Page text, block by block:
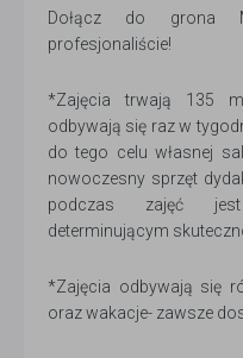
Dołącz do grona
profesjonaliście!
*Zajęcia trwają 135
odbywają się raz w
do tego celu własnej
nowoczesny sprzęt
podczas zajęć jest
determinującym
*Zajęcia odbywają się
oraz wakacje- zawsze